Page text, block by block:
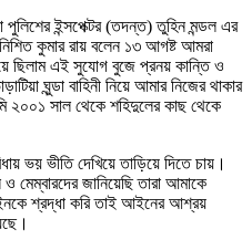
ইন্সপেক্টর (তদন্ত) তুহিন মন্ডল এর
কুমার রায় বলেন ১৩ আগষ্ট আমরা
ছিলাম এই সুযোগ বুজে প্রনয় কান্তি ও
ঘুন্ডা বাহিনী নিয়ে আমার নিজের থাকার
২০০১ সাল থেকে শহিদুলের কাছ থেকে
ভয় ভীতি দেখিয়ে তাড়িয়ে দিতে চায়।
মেম্বারদের জানিয়েছি তারা আমাকে
শ্রদ্ধা করি তাই আইনের আশ্রয়